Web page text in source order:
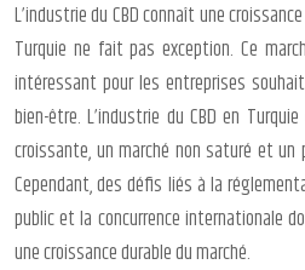
L’industrie du CBD connaît une
Turquie ne fait pas exception. Ce
intéressant pour les entreprises
bien-être. L’industrie du CBD en
croissante, un marché non saturé et
Cependant, des défis liés à la
public et la concurrence internationale
une croissance durable du marché.